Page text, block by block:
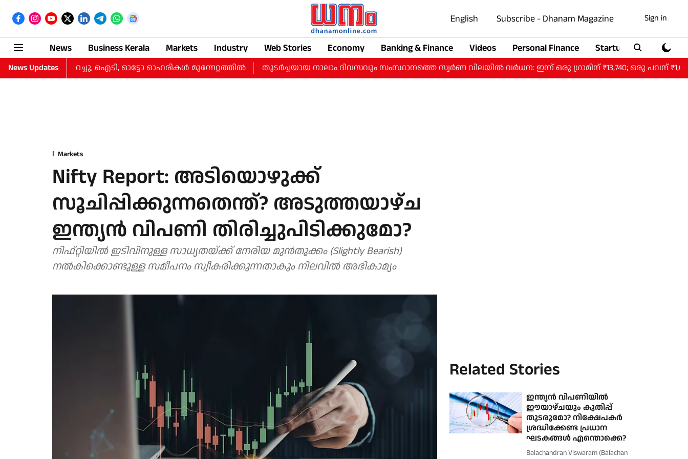
English Subscribe - Dhanam Magazine Sign in
News Business Kerala Markets Industry Web Stories Economy Banking & Finance Videos Personal Finance Startup
News Updates
നഷ്‌ടം കുറച്ചു, ഐടി, ഓട്ടോ ഓഹരികള്‍ മുന്നേറ്റത്തില്‍ തുടർച്ചയായ നാലാം ദിവസവും സംസ്ഥാനത്തെ സ്വർണ വിലയിൽ വർധന: ഇന്ന് ഒരു ​ഗ്രാമിന് ₹13,740; ഒരു പവന് ₹1,09,920.
Markets
Nifty Report: അടിയൊഴുക്ക്
സൂചിപ്പിക്കുന്നതെന്ത്? അടുത്തയാഴ്ച
ഇന്ത്യൻ വിപണി തിരിച്ചുപിടിക്കുമോ?
നിഫ്റ്റിയിൽ ഇടിവിനുള്ള സാധ്യതയ്ക്ക് നേരിയ മുൻതൂക്കം (Slightly Bearish)
നൽകിക്കൊണ്ടുള്ള സമീപനം സ്വീകരിക്കുന്നതാകും നിലവിൽ അഭികാമ്യം
Related Stories
ഇന്ത്യൻ വിപണിയിൽ
ഈയാഴ്ചയും കുതിപ്പ്
തുടരുമോ? നിക്ഷേപകർ
ശ്രദ്ധിക്കേണ്ട പ്രധാന
ഘടകങ്ങൾ എന്തൊക്കെ?
Balachandran Viswaram (Balachan